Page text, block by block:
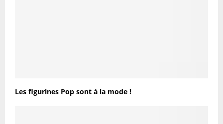
Les figurines Pop sont à la mode !